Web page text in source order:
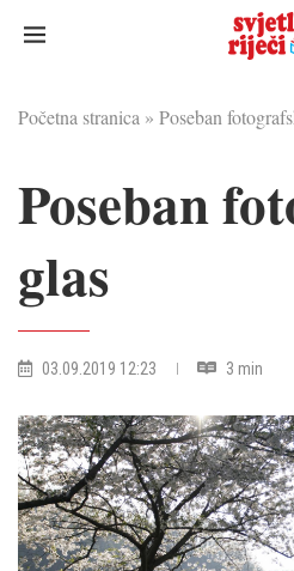
Početna stranica » Poseban
Poseban
glas
03.09.2019 12:23 3 min